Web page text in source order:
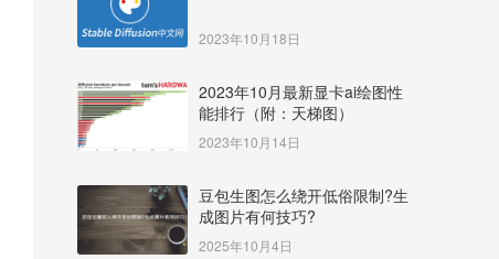
2023年10月18日
2023年10月最新显卡ai绘图性
能排行（附：天梯图）
2023年10月14日
豆包生图怎么绕开低俗限制?生
成图片有何技巧?
2025年10月4日